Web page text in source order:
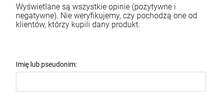
Wyświetlane są wszystkie opinie (pozytywne i
negatywne). Nie weryfikujemy, czy pochodzą one od
klientów, którzy kupili dany produkt.
Imię lub pseudonim: